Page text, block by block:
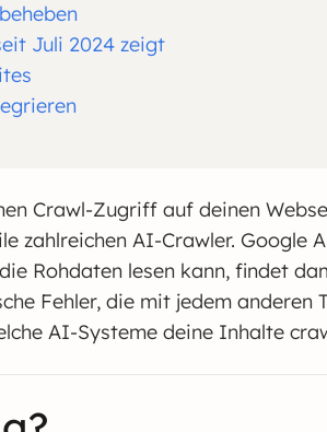
Juli 2024 zeigt
Crawl-Zugriff auf deinen
zahlreichen AI-Crawler. Google
Rohdaten lesen kann, findet
Fehler, die mit jedem anderen
AI-Systeme deine Inhalte